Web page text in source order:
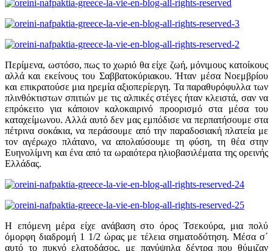
Περίμενα, ωστόσο, πως το χωριό θα είχε ζωή, μόνιμους κατοίκους
αλλά και εκείνους του Σαββατοκύριακου. Ήταν μέσα Νοεμβρίου
και επικρατούσε μια ηρεμία αξιοπερίεργη. Τα παραθυρόφυλλα των
πλινθόκτιστων σπιτιών με τις αλπικές στέγες ήταν κλειστά, σαν να
επρόκειτο για κάποιον καλοκαιρινό προορισμό στα μέσα του
καταχείμωνου. Αλλά αυτό δεν μας εμπόδισε να περπατήσουμε στα
πέτρινα σοκάκια, να περάσουμε από την παραδοσιακή πλατεία με
τον αγέρωχο πλάτανο, να απολαύσουμε τη φύση, τη θέα στην
Ευηνολίμνη και ένα από τα ωραιότερα ηλιοβασιλέματα της ορεινής
Ελλάδας.
Η επόμενη μέρα είχε ανάβαση στο όρος Τσεκούρα, μια πολύ
όμορφη διαδρομή 1 1/2 ώρας με τέλεια σηματοδότηση. Μέσα σ΄
αυτό το πυκνό ελατοδάσος, με πανύψηλα δέντρα που θύμιζαν